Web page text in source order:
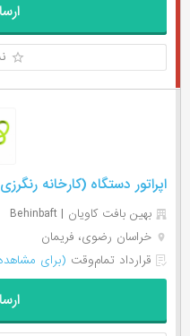
اپراتور دستگاه (کارخانه
بهین بافت کاویان | Behinbaft
خراسان رضوی، فریمان
قرارداد تمام‌وقت (برای